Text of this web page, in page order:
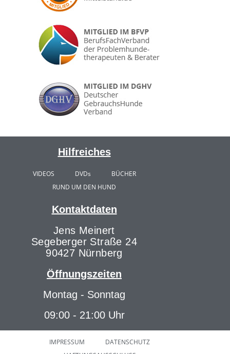
Hilfreiches
VIDEOS DVDs
BÜCHER
RUND UM DEN HUND
Kontaktdaten
Jens Meinert
Segeberger Straße 24
90427 Nürnberg
Öffnungszeiten
Montag - Sonntag
09:00 - 21:00 Uhr
IMPRESSUM
DATENSCHUTZ